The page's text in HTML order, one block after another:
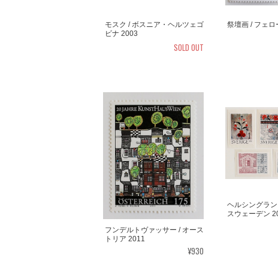
モスク / ボスニア・ヘルツェゴ
ビナ 2003
SOLD OUT
祭壇画 / フェロ
フンデルトヴァッサー / オース
トリア 2011
¥930
ヘルシングラ
スウェーデン